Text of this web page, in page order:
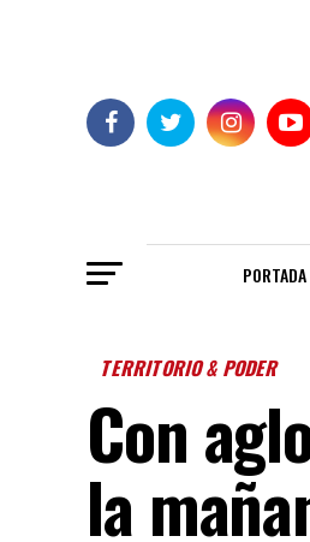
PORTADA
TERRITORIO & PODER
Con
la